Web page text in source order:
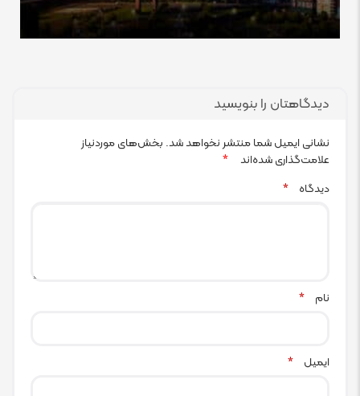
دیدگاهتان را بنویسید
نشانی ایمیل شما منتشر نخواهد شد. بخش‌های موردنیاز
علامت‌گذاری شده‌اند
*
دیدگاه
*
نام *
ایمیل *